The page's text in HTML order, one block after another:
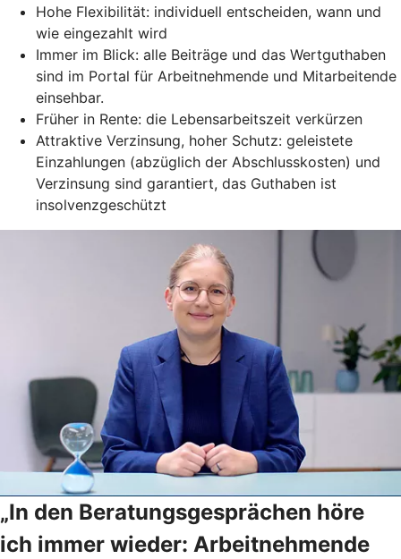
Hohe Flexibilität: individuell entscheiden, wann und
wie eingezahlt wird
Immer im Blick: alle Beiträge und das Wertguthaben
sind im Portal für Arbeitnehmende und Mitarbeitende
einsehbar.
Früher in Rente: die Lebensarbeitszeit verkürzen
Attraktive Verzinsung, hoher Schutz: geleistete
Einzahlungen (abzüglich der Abschlusskosten) und
Verzinsung sind garantiert, das Guthaben ist
insolvenzgeschützt
„In den Beratungsgesprächen höre
ich immer wieder: Arbeitnehmende